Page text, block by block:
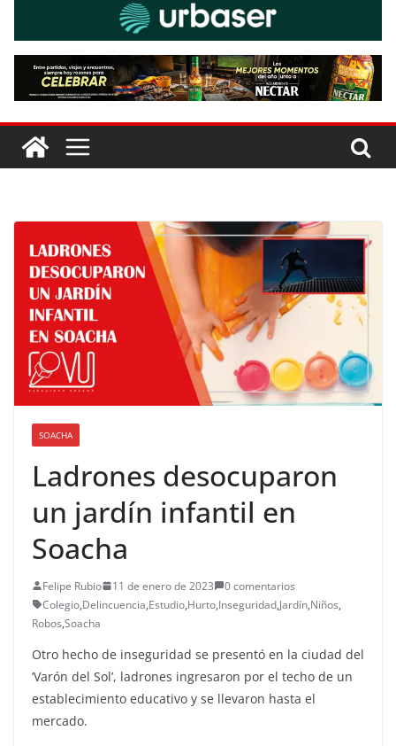
SOACHA
Ladrones desocuparon
un jardín infantil en
Soacha
Felipe Rubio 11 de enero de 2023
0 comentarios
Colegio,Delincuencia,Estudio,Hurto,Inseguridad,Jardín,Niños,
Robos,Soacha
Otro hecho de inseguridad se presentó en la ciudad del
‘Varón del Sol’, ladrones ingresaron por el techo de un
establecimiento educativo y se llevaron hasta el
mercado.